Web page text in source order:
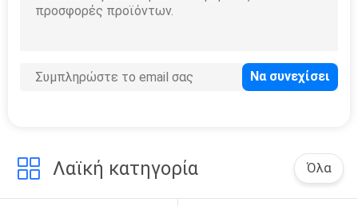
αλουμινίου
Λαϊκή κατηγορία Όλα